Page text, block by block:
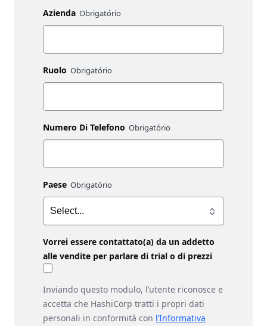
Azienda
Ruolo
Numero Di Telefono
Paese
Vorrei essere contattato(a) da un addetto
alle vendite per parlare di trial o di prezzi
Inviando questo modulo, l’utente riconosce e
accetta che HashiCorp tratti i propri dati
personali in conformità con l’Informativa